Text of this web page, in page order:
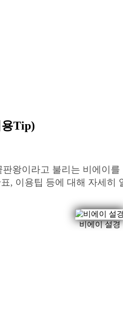
Tip)
왕이라고 불리는 비에이
, 이용팁 등에 대해 자세히
비에이 설경